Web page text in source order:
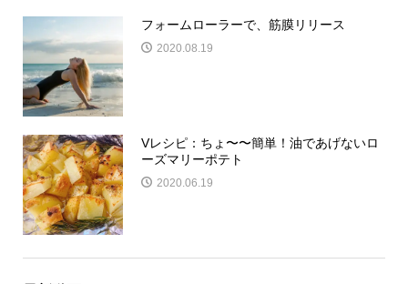
フォームローラーで、筋膜リリース
2020.08.19
Vレシピ：ちょ〜〜簡単！油であげないロ
ーズマリーポテト
2020.06.19